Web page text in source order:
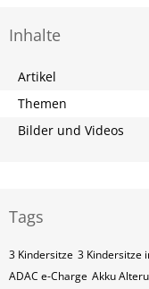
Inhalte
Artikel
Themen
Bilder und Videos
Tags
3 Kindersitze 3 Kindersitze
ADAC e-Charge Akku